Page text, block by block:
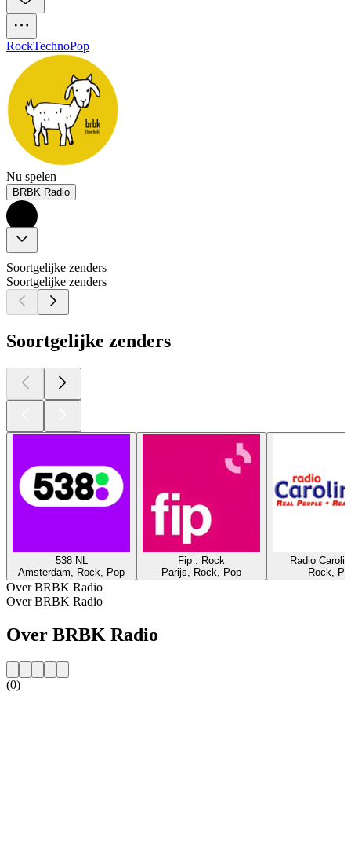
RockTechnoPop
Nu spelen
BRBK Radio
Soortgelijke zenders
Soortgelijke zenders
Soortgelijke zenders
538 NL
Amsterdam, Rock, Pop
Fip : Rock
Parijs, Rock, Pop
Radio
Rock,
Over BRBK Radio
Over BRBK Radio
Over BRBK Radio
(0)